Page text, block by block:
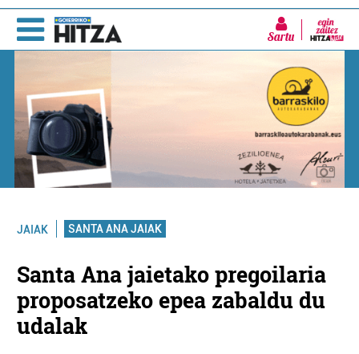
Sartu
JAIAK SANTA ANA JAIAK
Santa Ana jaietako pregoilaria
proposatzeko epea zabaldu du
udalak